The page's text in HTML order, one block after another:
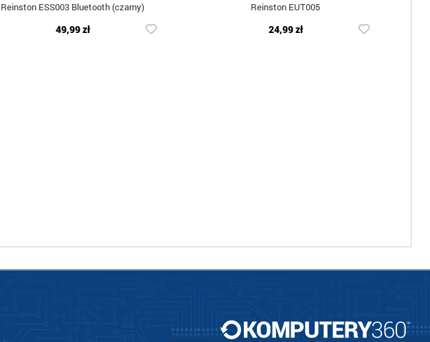
Reinston ESS003 Bluetooth (czarny)
49,99 zł
Reinston EUT005
24,99 zł